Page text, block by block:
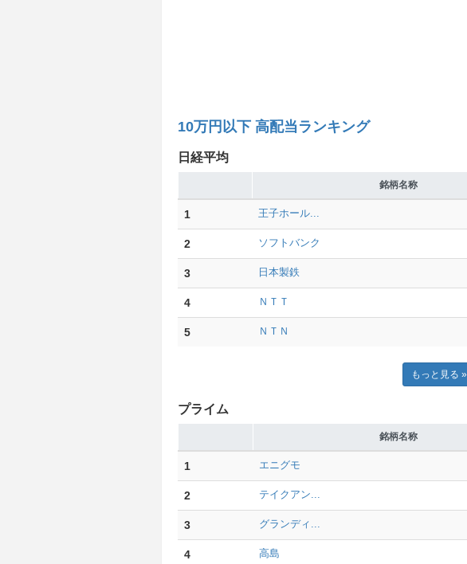
10万円以下 高配当ランキング
日経平均
銘柄名称
1 王子ホール...
2 ソフトバンク
3 日本製鉄
4 ＮＴＴ
5 ＮＴＮ
もっと見る »
プライム
銘柄名称
1 エニグモ
2 テイクアン...
3 グランディ...
4 高島